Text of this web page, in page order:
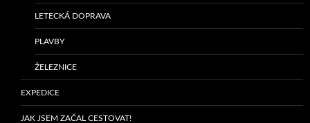
LETECKÁ DOPRAVA
PLAVBY
ŽELEZNICE
EXPEDICE
JAK JSEM ZAČAL CESTOVAT!